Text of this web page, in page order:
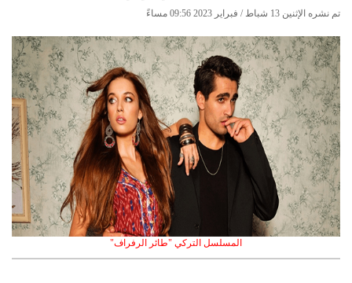
تم نشره الإثنين 13 شباط / فبراير 2023 09:56 مساءً
المسلسل التركي "طائر الرفراف"